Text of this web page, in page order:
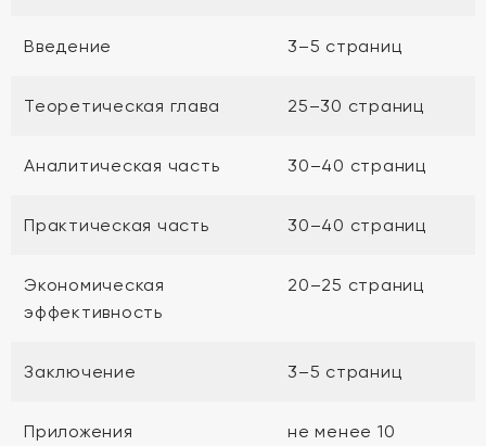
Введение 3–5 страниц
Теоретическая глава 25–30 страниц
Аналитическая часть 30–40 страниц
Практическая часть 30–40 страниц
Экономическая
эффективность
20–25 страниц
Заключение 3–5 страниц
Приложения не менее 10